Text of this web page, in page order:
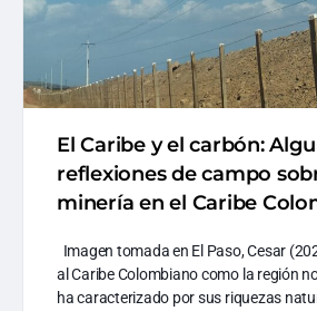
El Caribe y el carbón:
reflexiones de campo
minería en el Caribe
Imagen tomada en El Paso, Cesar
al Caribe Colombiano como la región
ha caracterizado por sus riquezas